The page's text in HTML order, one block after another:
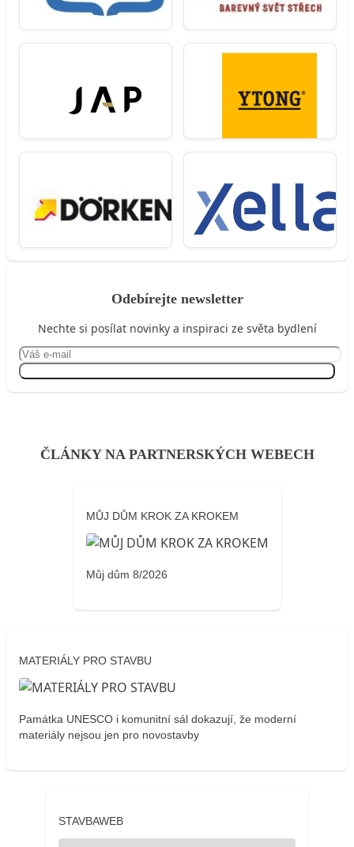
Odebírejte newsletter
Nechte si posílat novinky a inspiraci ze světa bydlení
ČLÁNKY NA PARTNERSKÝCH WEBECH
MŮJ DŮM KROK ZA KROKEM
Můj dům 8/2026
MATERIÁLY PRO STAVBU
Památka UNESCO i komunitní sál dokazují, že moderní
materiály nejsou jen pro novostavby
STAVBAWEB